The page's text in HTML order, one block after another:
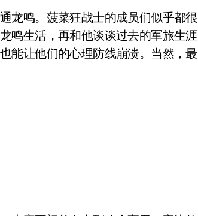
龙鸣。菠菜狂战士的成员们似乎都很
鸣生活，再和他谈谈过去的军旅生涯
能让他们的心理防线崩溃。当然，最